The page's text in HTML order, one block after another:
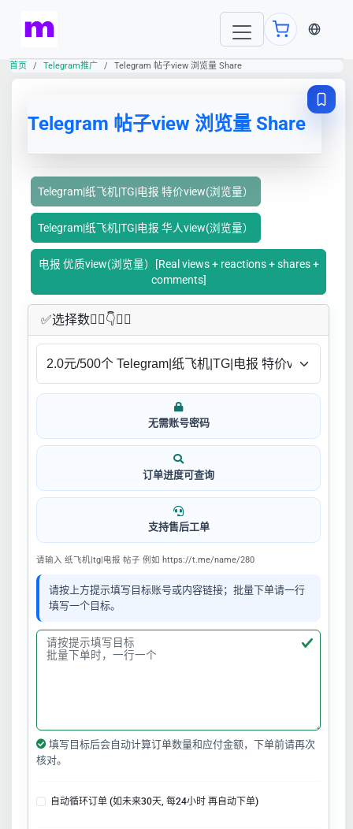
当前语
首页 Telegram推广 Telegram 帖子view 浏览量 Share
Telegram 帖子view 浏览量 Share
Telegram|纸飞机|TG|电报 特价view(浏览量）
Telegram|纸飞机|TG|电报 华人view(浏览量）
电报 优质view(浏览量）[Real views + reactions + shares +
comments]
✅​选择数👇🏻​​👇👇🏻​​
无需账号密码
订单进度可查询
支持售后工单
请输入 纸飞机|tg|电报 帖子 例如 https://t.me/name/280
请按上方提示填写目标账号或内容链接；批量下单请一行
填写一个目标。
填写目标后会自动计算订单数量和应付金额，下单前请再次
核对。
自动循环订单 (如未来30天, 每24小时 再自动下单)